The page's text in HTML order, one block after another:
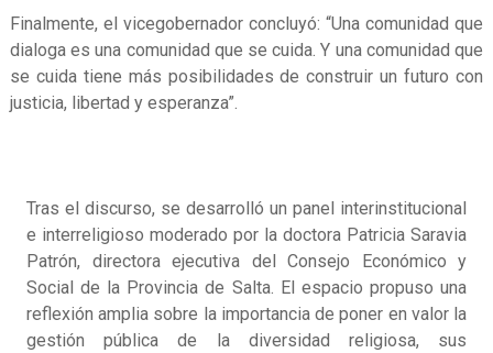
Finalmente, el vicegobernador concluyó: “Una comunidad que
dialoga es una comunidad que se cuida. Y una comunidad que
se cuida tiene más posibilidades de construir un futuro con
justicia, libertad y esperanza”.
Tras el discurso, se desarrolló un panel interinstitucional
e interreligioso moderado por la doctora Patricia Saravia
Patrón, directora ejecutiva del Consejo Económico y
Social de la Provincia de Salta. El espacio propuso una
reflexión amplia sobre la importancia de poner en valor la
gestión pública de la diversidad religiosa, sus